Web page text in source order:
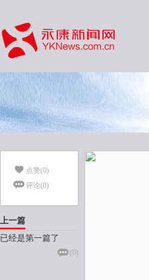
点赞(0)
评论(0)
上一篇
已经是第一篇了
(0)